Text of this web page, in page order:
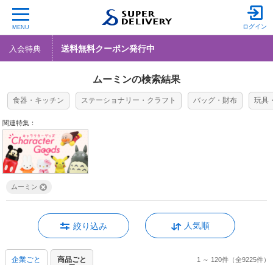
MENU ログイン
入会特典 送料無料クーポン発行中
ムーミンの検索結果
食器・キッチン ステーショナリー・クラフト バッグ・財布 玩具
関連特集：
ムーミン
絞り込み 人気順
企業ごと 商品ごと 1 ～ 120件（全9225件）